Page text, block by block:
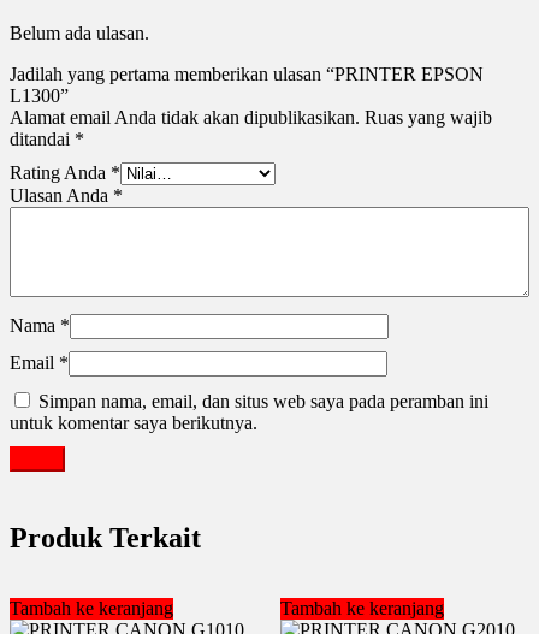
Belum ada ulasan.
Jadilah yang pertama memberikan ulasan “PRINTER EPSON
L1300”
Alamat email Anda tidak akan dipublikasikan. Ruas yang wajib
ditandai *
Rating Anda *
Ulasan Anda *
Nama *
Email *
Simpan nama, email, dan situs web saya pada peramban ini
untuk komentar saya berikutnya.
Produk Terkait
Tambah ke keranjang Tambah ke keranjang